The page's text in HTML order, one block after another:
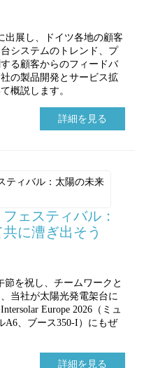
出展し、ドイツ各地の顧客
システムのトレンド、プ
る顧客からのフィードバ
の製品開発とサービス拡
概説します。
詳細を見る
ェスティバル：
に漕ぎ出そう
節を祝し、チームワークと
当社が太陽光発電架台に
Europe 2026（ミュ
A6、ブース350-I）にもぜ
詳細を見る